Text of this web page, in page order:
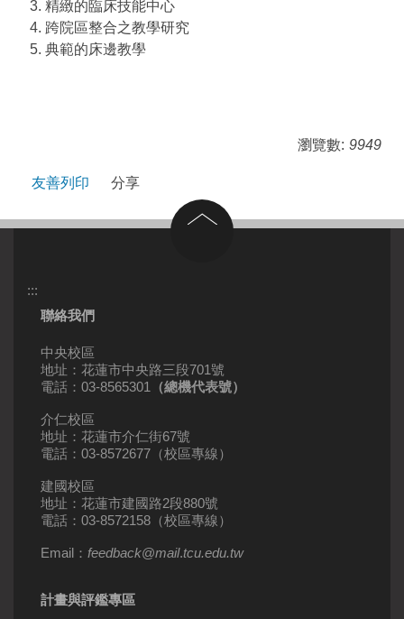
3. 精緻的臨床技能中心
4. 跨院區整合之教學研究
5. 典範的床邊教學
瀏覽數: 9949
友善列印 分享
回到頂部
:::
聯絡我們
中央校區
地址：花蓮市中央路三段701號
電話：03-8565301
（總機代表號）
介仁校區
地址：花蓮市介仁街67號
電話：03-8572677（校區專線）
建國校區
地址：花蓮市建國路2段880號
電話：03-8572158（校區專線）
Email： feedback@mail.tcu.edu.tw
計畫與評鑑專區